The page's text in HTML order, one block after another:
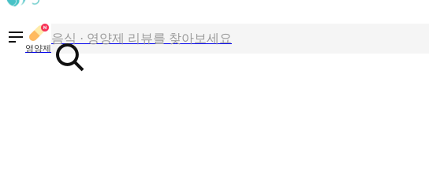
영양제
음식 · 영양제 리뷰를 찾아보세요